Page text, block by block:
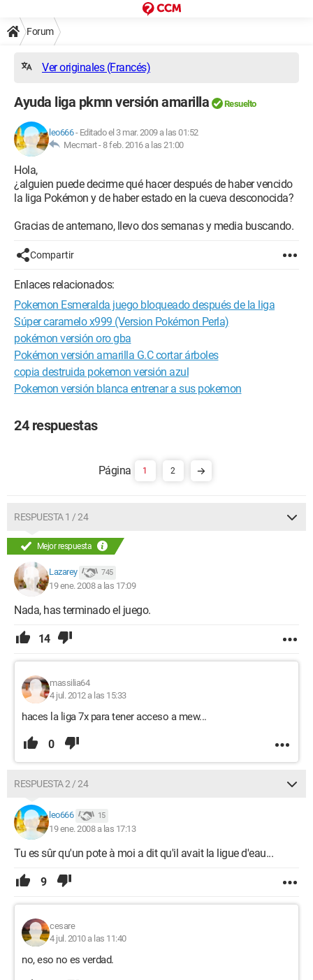
Forum
Ver originales (Francés)
Ayuda liga pkmn versión amarilla Resuelto
leo666- Editado el 3 mar. 2009 a las 01:52
Mecmart -8 feb. 2016 a las 21:00
Hola,
¿alguien puede decirme qué hacer después de haber vencido
la liga Pokémon y de haber estado en la cueva desconocida?
Gracias de antemano, llevo dos semanas y media buscando.
Compartir
Enlaces relacionados:
Pokemon Esmeralda juego bloqueado después de la liga
Súper caramelo x999 (Version Pokémon Perla)
pokémon versión oro gba
Pokémon versión amarilla G.C cortar árboles
copia destruida pokemon versión azul
Pokemon versión blanca entrenar a sus pokemon
24 respuestas
1 2
RESPUESTA 1 / 24
Mejor respuesta
Lazarey 745
19 ene. 2008 a las 17:09
Nada, has terminado el juego.
14
massilia64
4 jul. 2012 a las 15:33
haces la liga 7x para tener acceso a mew...
0
RESPUESTA 2 / 24
leo666 15
19 ene. 2008 a las 17:13
Tu es sûr qu'un pote à moi a dit qu'il avait la ligue d'eau...
9
cesare
4 jul. 2010 a las 11:40
no, eso no es verdad.